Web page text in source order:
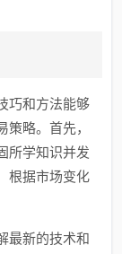
巧和方法能够
略。首先，
所学知识并发
根据市场变化
最新的技术和